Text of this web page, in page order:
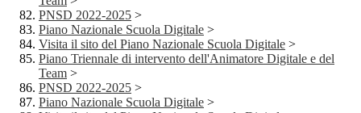
PNSD 2022-2025 >
Piano Nazionale Scuola Digitale >
Visita il sito del Piano Nazionale Scuola Digitale >
Piano Triennale di intervento dell'Animatore Digitale e del
Team >
PNSD 2022-2025 >
Piano Nazionale Scuola Digitale >